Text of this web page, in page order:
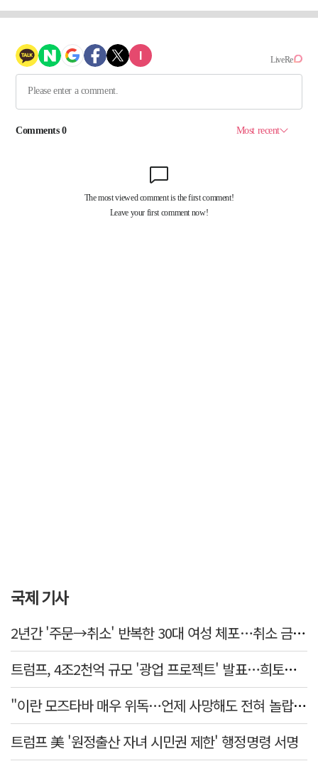
국제 기사
2년간 '주문→취소' 반복한 30대 여성 체포…취소 금액만 400억 원
트럼프, 4조2천억 규모 '광업 프로젝트' 발표…희토류 탈중국 속도
"이란 모즈타바 매우 위독…언제 사망해도 전혀 놀랍지 않아"
트럼프 美 '원정출산 자녀 시민권 제한' 행정명령 서명